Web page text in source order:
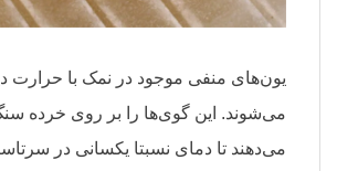
یون‌های منفی موجود در نمک با حرارت
می‌شوند. این گوی‌ها را بر روی خرده
می‌دهند تا دمای نسبتا یکسانی در